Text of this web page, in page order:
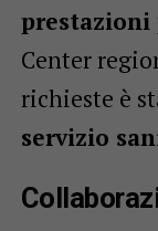
prestazioni
Center
richieste è
servizio